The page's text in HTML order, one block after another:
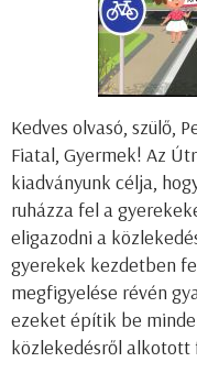
Kedves olvasó, szülő,
Fiatal, Gyermek! Az
kiadványunk célja,
ruházza fel a
eligazodni a
gyerekek kezdetben
megfigyelése révén
ezeket építik be
közlekedésről alkotott